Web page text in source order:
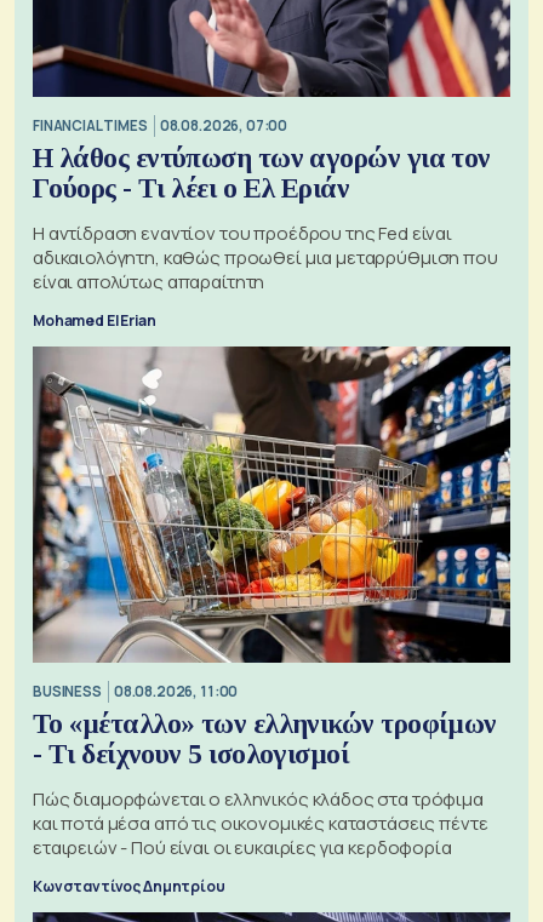
FINANCIAL TIMES 08.08.2026, 07:00
Η λάθος εντύπωση των αγορών για τον
Γούορς - Τι λέει ο Ελ Εριάν
Η αντίδραση εναντίον του προέδρου της Fed είναι
αδικαιολόγητη, καθώς προωθεί μια μεταρρύθμιση που
είναι απολύτως απαραίτητη
Mohamed El Erian
BUSINESS 08.08.2026, 11:00
Το «μέταλλο» των ελληνικών τροφίμων
- Τι δείχνουν 5 ισολογισμοί
Πώς διαμορφώνεται ο ελληνικός κλάδος στα τρόφιμα
και ποτά μέσα από τις οικονομικές καταστάσεις πέντε
εταιρειών - Πού είναι οι ευκαιρίες για κερδοφορία
Κωνσταντίνος Δημητρίου